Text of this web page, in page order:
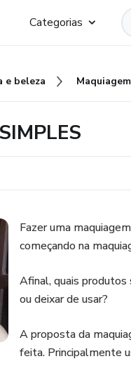
Categorias
e beleza Maquiagem
Fazer uma
começando na
Afinal, quais produtos
ou deixar de usar?
A proposta da
feita. Principalmente